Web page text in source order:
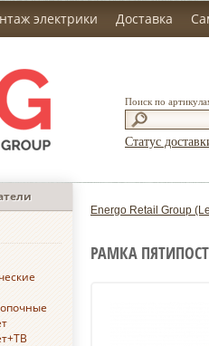
электрики Доставка
Поиск по
Статус
Energo Retail Group
РАМКА